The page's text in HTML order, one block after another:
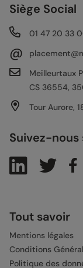
Siège Social
01 47 20 33
@
Meilleurtaux
CS 36554,
Tour Aurore,
Suivez-nous
Tout savoir
Mentions légales
Conditions
Politique des